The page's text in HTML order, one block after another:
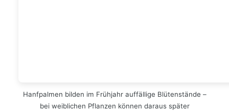
Hanfpalmen bilden im Frühjahr auffällige Blütenstände –
bei weiblichen Pflanzen können daraus später